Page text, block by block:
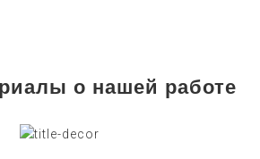
о нашей работе